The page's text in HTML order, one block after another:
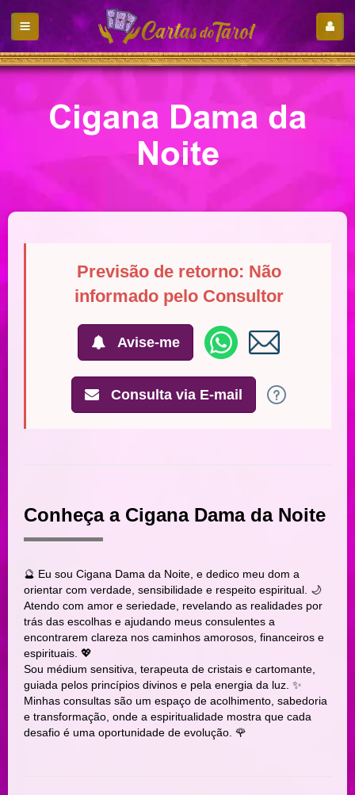
Cigana Dama da
Noite
Previsão de retorno: Não
informado pelo Consultor
Avise-me
Consulta via E-mail
Conheça a Cigana Dama da Noite
🔮 Eu sou Cigana Dama da Noite, e dedico meu dom a
orientar com verdade, sensibilidade e respeito espiritual. 🌙
Atendo com amor e seriedade, revelando as realidades por
trás das escolhas e ajudando meus consulentes a
encontrarem clareza nos caminhos amorosos, financeiros e
espirituais. 💖
Sou médium sensitiva, terapeuta de cristais e cartomante,
guiada pelos princípios divinos e pela energia da luz. ✨
Minhas consultas são um espaço de acolhimento, sabedoria
e transformação, onde a espiritualidade mostra que cada
desafio é uma oportunidade de evolução. 🌹